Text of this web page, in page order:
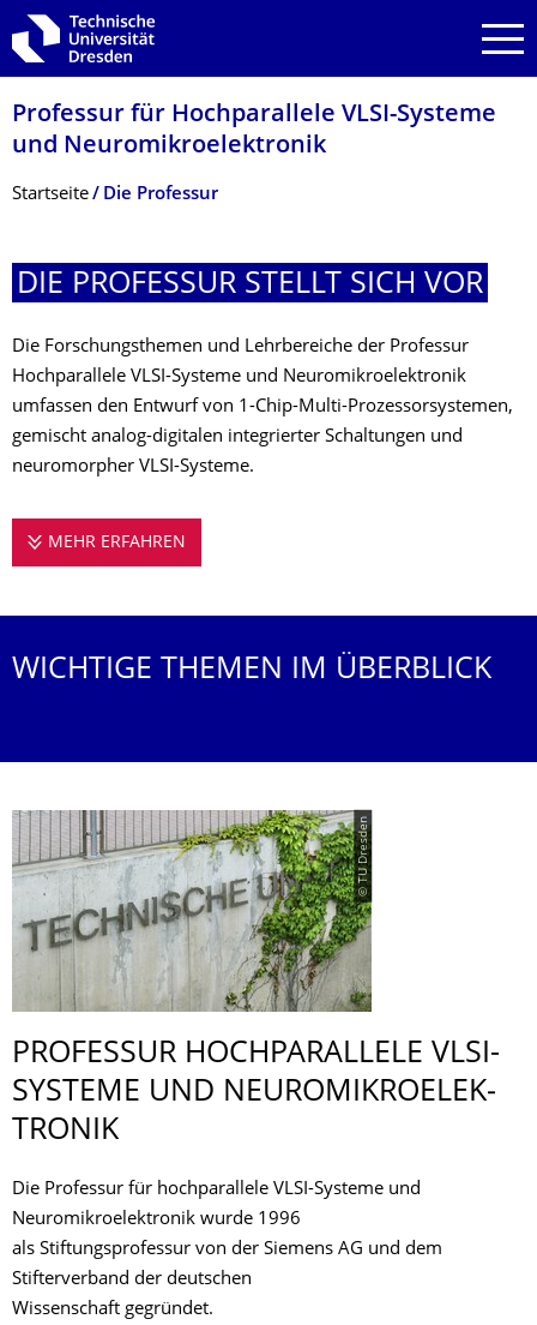
Zur Hauptnavigation springen
Zur Suche springen
Zum Inhalt springen
Professur für Hochparallele VLSI-Systeme
und Neuromikroelektro­nik
Breadcrumb-Menü
Startseite Die Professur
DIE PROFESSUR STELLT SICH VOR
Die Forschungsthemen und Lehrbereiche der Professur
Hochparallele VLSI-Systeme und Neuromikroelektronik
umfassen den Entwurf von 1-Chip-Multi-Prozessorsystemen,
gemischt analog-digitalen integrierter Schaltungen und
neuromorpher VLSI-Systeme.
MEHR ERFAHREN
WICHTIGE THEMEN IM ÜBERBLICK
© TU Dresden
PROFESSUR HOCHPARALLELE VLSI-
SYSTEME UND NEUROMIKROELEK­
TRONIK
Die Professur für hochparallele VLSI-Systeme und
Neuromikroelektronik wurde 1996
als Stiftungsprofessur von der Siemens AG und dem
Stifterverband der deutschen
Wissenschaft gegründet.